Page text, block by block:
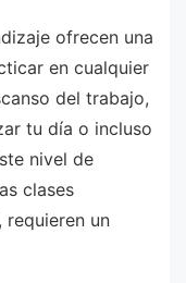
ofrecen una
en cualquier
del trabajo,
tu día o incluso
nivel de
clases
un